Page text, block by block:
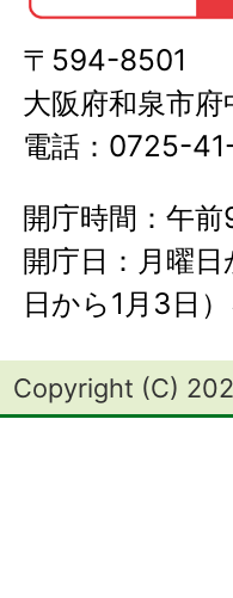
〒594-8501
大阪府和泉市
電話：0725-
開庁時間：午
開庁日：月曜
日から1月3日
Copyright (C)